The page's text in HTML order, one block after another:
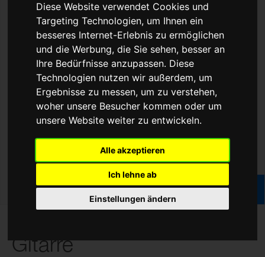
Diese Website verwendet Cookies und
Targeting Technologien, um Ihnen ein
besseres Internet-Erlebnis zu ermöglichen
und die Werbung, die Sie sehen, besser an
Ihre Bedürfnisse anzupassen. Diese
Technologien nutzen wir außerdem, um
Ergebnisse zu messen, um zu verstehen,
woher unsere Besucher kommen oder um
unsere Website weiter zu entwickeln.
Alle akzeptieren
Ich lehne ab
Einstellungen ändern
T Serie Standard E-
Gitarre